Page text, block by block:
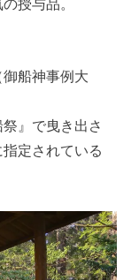
授与品。
船神事例大
』で曳き出さ
定されている